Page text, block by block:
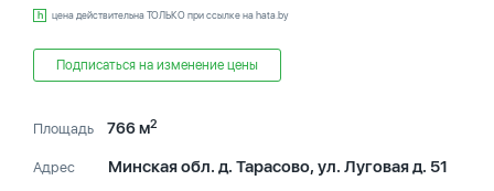
цена действительна ТОЛЬКО при ссылке на hata.by
Подписаться на изменение цены
Площадь 766 м2
Адрес
Минская обл. д. Тарасово, ул. Луговая д. 51